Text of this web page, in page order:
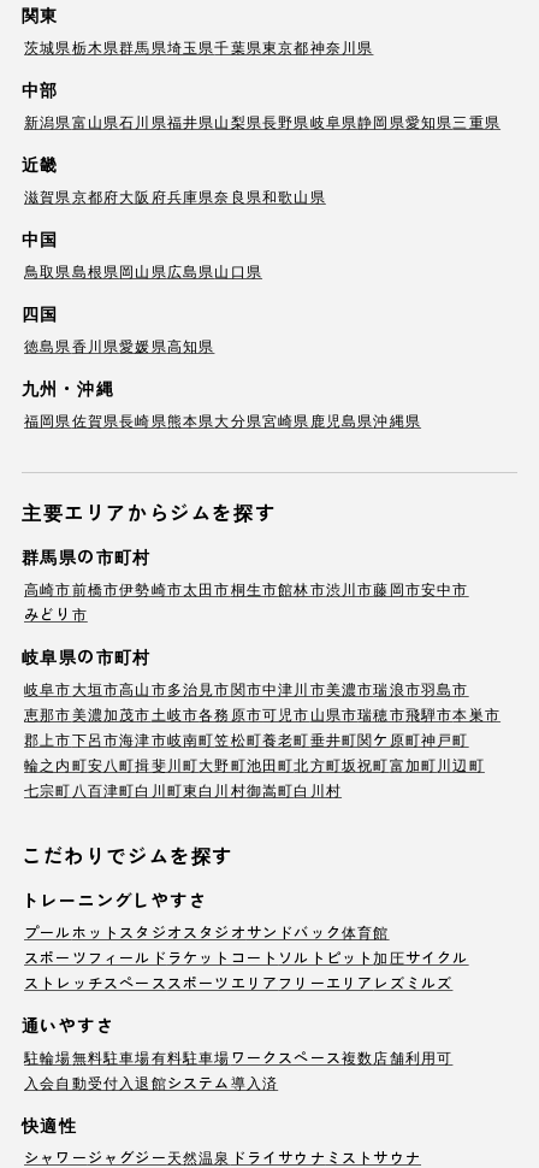
関東
茨城県栃木県群馬県埼玉県千葉県東京都神奈川県
中部
新潟県富山県石川県福井県山梨県長野県岐阜県静岡県愛知県三重県
近畿
滋賀県京都府大阪府兵庫県奈良県和歌山県
中国
鳥取県島根県岡山県広島県山口県
四国
徳島県香川県愛媛県高知県
九州・沖縄
福岡県佐賀県長崎県熊本県大分県宮崎県 鹿児島県沖縄県
主要エリアからジムを探す
群馬県の市町村
高崎市前橋市伊勢崎市太田市桐生市館林市渋川市藤岡市安中市
みどり市
岐阜県の市町村
岐阜市大垣市高山市多治見市関市中津川市美濃市瑞浪市羽島市
恵那市美濃加茂市土岐市各務原市可児市山県市瑞穂市飛騨市本巣市
郡上市下呂市海津市岐南町笠松町養老町垂井町関ケ原町神戸町
輪之内町安八町揖斐川町大野町池田町北方町坂祝町富加町川辺町
七宗町 八百津町白川町東白川村御嵩町白川村
こだわりでジムを探す
トレーニングしやすさ
プールホットスタジオ スタジオサンドバック体育館
スポーツフィールド ラケットコート ソルトピット加圧サイクル
ストレッチスペース スポーツエリア フリーエリア レズミルズ
通いやすさ
駐輪場無料駐車場有料駐車場ワークスペース複数店舗利用可
入会自動受付 入退館システム導入済
快適性
シャワージャグジー天然温泉 ドライサウナ ミストサウナ